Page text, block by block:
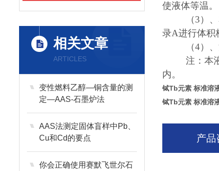
相关文章
ARTICLES
变性燃料乙醇—铜含量的测
定—AAS-石墨炉法
AAS法测定固体盲样中Pb、
Cu和Cd的要点
你会正确使用赛默飞世尔石
使液体等温。
（3）
录A进行体积
（4）
注：本
内。
铽Tb元素 标准溶
铽Tb元素 标准溶
产品